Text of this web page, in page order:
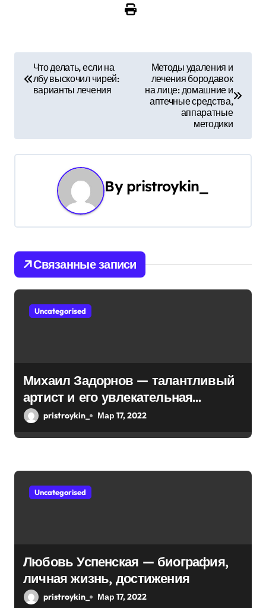
и
г
и
я
п
п
и
с
м
Что делать, если на
лбу выскочил чирей:
варианты лечения
Методы удаления и
лечения бородавок
на лице: домашние и
аптечные средства,
аппаратные
методики
By pristroykin_
Связанные записи
Uncategorised
Михаил Задорнов — талантливый
артист и его увлекательная
биография — выдающиеся
pristroykin_ Мар 17, 2022
Uncategorised
Любовь Успенская — биография,
личная жизнь, достижения
pristroykin_ Мар 17, 2022